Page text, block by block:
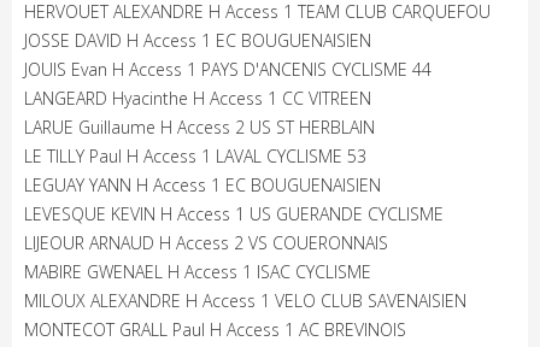
HERVOUET ALEXANDRE H Access 1 TEAM CLUB CARQUEFOU
JOSSE DAVID H Access 1 EC BOUGUENAISIEN
JOUIS Evan H Access 1 PAYS D'ANCENIS CYCLISME 44
LANGEARD Hyacinthe H Access 1 CC VITREEN
LARUE Guillaume H Access 2 US ST HERBLAIN
LE TILLY Paul H Access 1 LAVAL CYCLISME 53
LEGUAY YANN H Access 1 EC BOUGUENAISIEN
LEVESQUE KEVIN H Access 1 US GUERANDE CYCLISME
LIJEOUR ARNAUD H Access 2 VS COUERONNAIS
MABIRE GWENAEL H Access 1 ISAC CYCLISME
MILOUX ALEXANDRE H Access 1 VELO CLUB SAVENAISIEN
MONTECOT GRALL Paul H Access 1 AC BREVINOIS